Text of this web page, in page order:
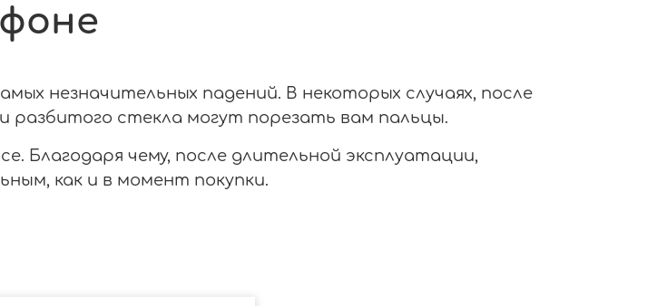
незначительных падений. В некоторых случаях, после
разбитого стекла могут порезать вам пальцы.
Благодаря чему, после длительной эксплуатации,
как и в момент покупки.